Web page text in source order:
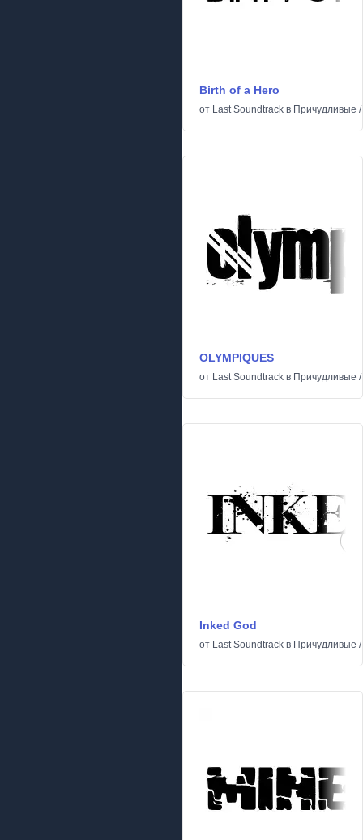
Birth of a Hero
от Last Soundtrack в Причудливые /
OLYMPIQUES
от Last Soundtrack в Причудливые /
Inked God
от Last Soundtrack в Причудливые /